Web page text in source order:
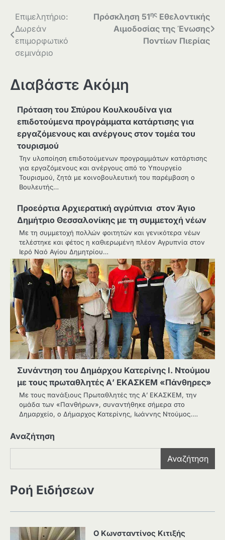
Πλοήγηση
άρθρων
Επιμελητήριο:
Δωρεάν
επιμορφωτικό
σεμινάριο
Πρόσκληση 51ης Εθελοντικής
Αιμοδοσίας της Ένωσης
Ποντίων Πιερίας
Διαβάστε Ακόμη
Πρόταση του Σπύρου Κουλκουδίνα για
επιδοτούμενα προγράμματα κατάρτισης για
εργαζόμενους και ανέργους στον τομέα του
τουρισμού
Την υλοποίηση επιδοτούμενων προγραμμάτων κατάρτισης
για εργαζόμενους και ανέργους από το Υπουργείο
Τουρισμού, ζητά με κοινοβουλευτική του παρέμβαση ο
Βουλευτής…
Προεόρτια Αρχιερατική αγρύπνια στον Άγιο
Δημήτριο Θεσσαλονίκης με τη συμμετοχή νέων
Με τη συμμετοχή πολλών φοιτητών και γενικότερα νέων
τελέστηκε και φέτος η καθιερωμένη πλέον Αγρυπνία στον
Ιερό Ναό Αγίου Δημητρίου…
Συνάντηση του Δημάρχου Κατερίνης Ι. Ντούμου
με τους πρωταθλητές Α’ ΕΚΑΣΚΕΜ «Πάνθηρες»
Με τους πανάξιους Πρωταθλητές της Α’ ΕΚΑΣΚΕΜ, την
ομάδα των «Πανθήρων», συναντήθηκε σήμερα στο
Δημαρχείο, ο Δήμαρχος Κατερίνης, Ιωάννης Ντούμος.…
Αναζήτηση
Αναζήτηση
Ροή Ειδήσεων
Ο Κωνσταντίνος Κιτιξής